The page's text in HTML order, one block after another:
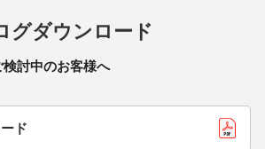
グダウンロード
討中のお客様へ
ド